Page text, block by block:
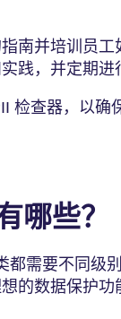
南并培训员
践，并定期进
检查器，以确
哪些？
都需要不同级
的数据保护